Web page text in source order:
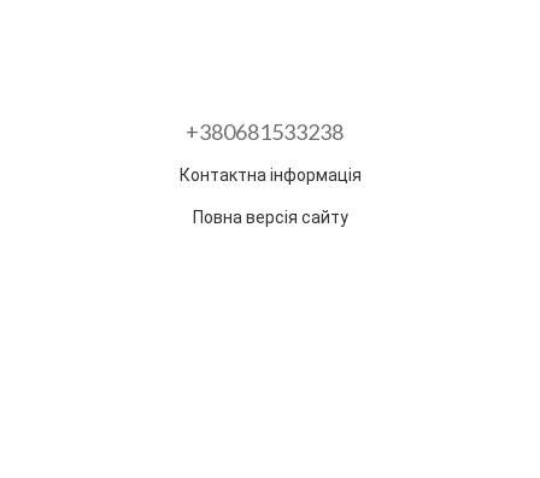
+380681533238
Контактна інформація
Повна версія сайту